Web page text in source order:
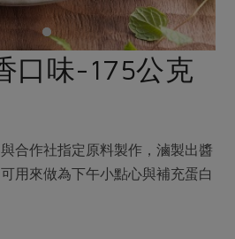
烘焙
沖泡飲品
個人清潔
支持本土農糧
能源議題
減塑減廢
口味-175公克
合作社指定原料製作，滷製出醬
用來做為下午小點心與補充蛋白